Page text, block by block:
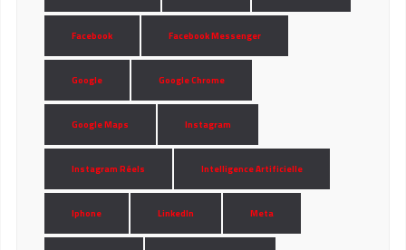
Facebook Facebook Messenger
Google Google Chrome
Google Maps Instagram
Instagram Réels Intelligence Artificielle
Iphone LinkedIn Meta